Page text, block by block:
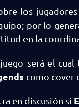
los
por lo
en la
será el
como cover
en discusión si